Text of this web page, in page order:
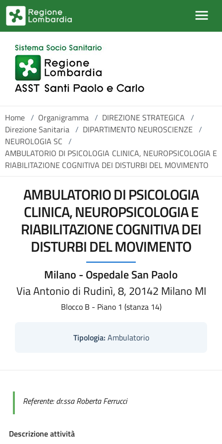
Salta al contenuto principale
Home / Organigramma / DIREZIONE STRATEGICA /
Direzione Sanitaria / DIPARTIMENTO NEUROSCIENZE /
NEUROLOGIA SC /
AMBULATORIO DI PSICOLOGIA CLINICA, NEUROPSICOLOGIA E
RIABILITAZIONE COGNITIVA DEI DISTURBI DEL MOVIMENTO
AMBULATORIO DI PSICOLOGIA
CLINICA, NEUROPSICOLOGIA E
RIABILITAZIONE COGNITIVA DEI
DISTURBI DEL MOVIMENTO
Milano - Ospedale San Paolo
Via Antonio di Rudinì, 8, 20142 Milano MI
Blocco B - Piano 1 (stanza 14)
Tipologia: Ambulatorio
Referente: dr.ssa Roberta Ferrucci
Descrizione attività